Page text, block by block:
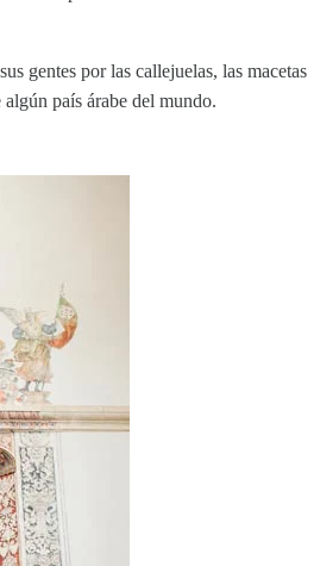
gentes por las callejuelas, las macetas
algún país árabe del mundo.